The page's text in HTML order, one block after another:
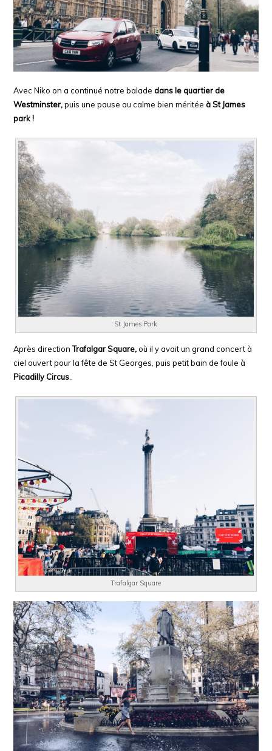
Avec Niko on a continué notre balade dans le quartier de
Westminster,puis une pause au calme bien méritée à St James
park !
St James Park
Après directionTrafalgar Square, où il y avait un grand concert à
ciel ouvert pour la fête de St Georges, puis petit bain de foule à
Picadilly Circus..
Trafalgar Square